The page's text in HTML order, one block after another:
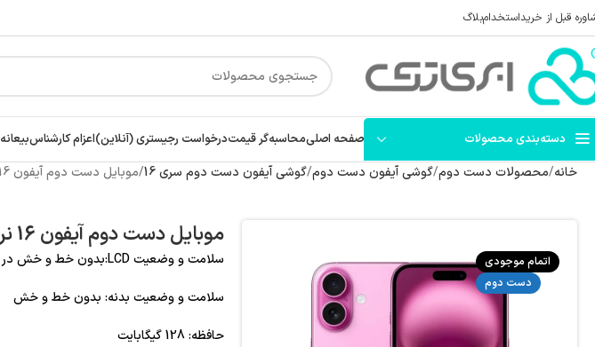
قبل از خریداستخدامبلاگ
دسته‌بندی محصولات صفحه اصلیمحاسبه‌گر قیمتدرخواست رجیستری (آنلاین)اعزام کارشناسبیعانه
خانه محصولات دست دوم گوشی آیفون دست دوم گوشی آیفون دست دوم سری 16 موبایل دست دوم آیفون 16 نرمال 128 CHA باطری 94
اتمام موجودی
دست دوم
موبایل دست دوم آیفون 16 نرمال 128 CHA باطری 94
سلامت و وضعیت LCD:بدون خط و خش در حد نو
سلامت و وضعیت بدنه: بدون خط و خش
حافظه: 128 گیگابایت